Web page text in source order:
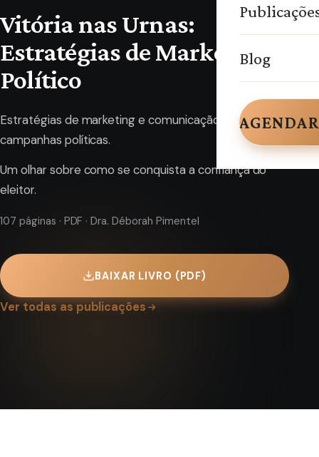
Blog
Vitória nas Urnas:
Estratégias de Marketing
Político
Estratégias de marketing e comunicação aplicadas às
campanhas políticas.
Um olhar sobre como se conquista a confiança do
eleitor.
107 páginas · PDF · Dra. Déborah Pimentel
BAIXAR LIVRO (PDF)
Ver todas as publicações